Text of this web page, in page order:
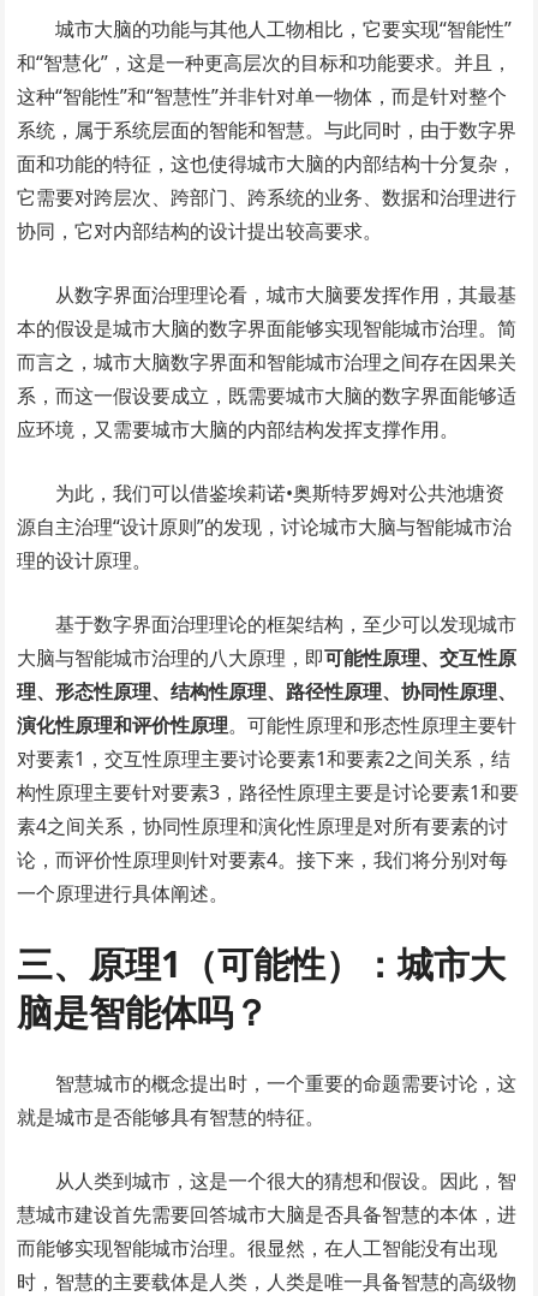
城市大脑的功能与其他人工物相比，它要实现“智能性”
和“智慧化”，这是一种更高层次的目标和功能要求。并且，
这种“智能性”和“智慧性”并非针对单一物体，而是针对整个
系统，属于系统层面的智能和智慧。与此同时，由于数字界
面和功能的特征，这也使得城市大脑的内部结构十分复杂，
它需要对跨层次、跨部门、跨系统的业务、数据和治理进行
协同，它对内部结构的设计提出较高要求。
从数字界面治理理论看，城市大脑要发挥作用，其最基
本的假设是城市大脑的数字界面能够实现智能城市治理。简
而言之，城市大脑数字界面和智能城市治理之间存在因果关
系，而这一假设要成立，既需要城市大脑的数字界面能够适
应环境，又需要城市大脑的内部结构发挥支撑作用。
为此，我们可以借鉴埃莉诺•奥斯特罗姆对公共池塘资
源自主治理“设计原则”的发现，讨论城市大脑与智能城市治
理的设计原理。
基于数字界面治理理论的框架结构，至少可以发现城市
大脑与智能城市治理的八大原理，即可能性原理、交互性原
理、形态性原理、结构性原理、路径性原理、协同性原理、
演化性原理和评价性原理。可能性原理和形态性原理主要针
对要素1，交互性原理主要讨论要素1和要素2之间关系，结
构性原理主要针对要素3，路径性原理主要是讨论要素1和要
素4之间关系，协同性原理和演化性原理是对所有要素的讨
论，而评价性原理则针对要素4。接下来，我们将分别对每
一个原理进行具体阐述。
三、原理1（可能性）：城市大
脑是智能体吗？
智慧城市的概念提出时，一个重要的命题需要讨论，这
就是城市是否能够具有智慧的特征。
从人类到城市，这是一个很大的猜想和假设。因此，智
慧城市建设首先需要回答城市大脑是否具备智慧的本体，进
而能够实现智能城市治理。很显然，在人工智能没有出现
时，智慧的主要载体是人类，人类是唯一具备智慧的高级物